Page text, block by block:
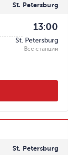
St. Petersburg
13:00
St. Petersburg
Все станции
St. Petersburg